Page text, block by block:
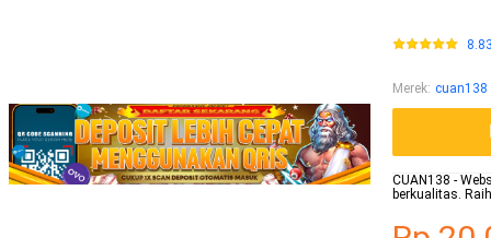
Merek: cuan138
CUAN138 -
berkualitas.